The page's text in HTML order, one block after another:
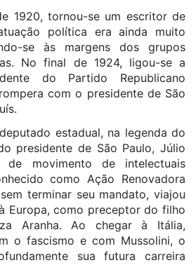
1920, tornou-se um escritor de
política era ainda muito
se às margens dos grupos
No final de 1924, ligou-se a
do Partido Republicano
com o presidente de São
estadual, na legenda do
presidente de São Paulo, Júlio
de movimento de intelectuais
como Ação Renovadora
terminar seu mandato, viajou
Europa, como preceptor do filho
Aranha. Ao chegar à Itália,
o fascismo e com Mussolini, o
sua futura carreira